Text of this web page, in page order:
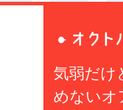
気弱だけ
めないオ